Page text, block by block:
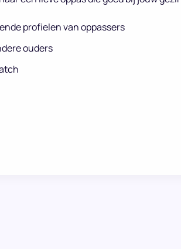
profielen van oppassers
ouders